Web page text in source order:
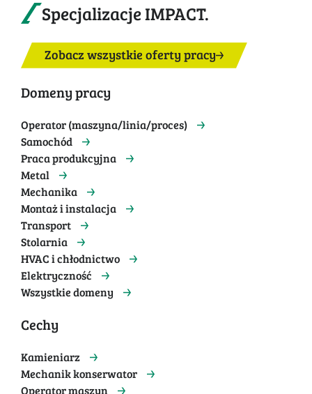
Specjalizacje IMPACT.
Zobacz wszystkie oferty pracy
Domeny pracy
Operator (maszyna/linia/proces)
Samochód
Praca produkcyjna
Metal
Mechanika
Montaż i instalacja
Transport
Stolarnia
HVAC i chłodnictwo
Elektryczność
Wszystkie domeny
Cechy
Kamieniarz
Mechanik konserwator
Operator maszyn